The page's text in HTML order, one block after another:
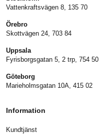
Vattenkraftsvägen 8, 135 70
Örebro
Skottvägen 24, 703 84
Uppsala
Fyrisborgsgatan 5, 2 trp, 754 50
Göteborg
Marieholmsgatan 10A, 415 02
Information
Kundtjänst